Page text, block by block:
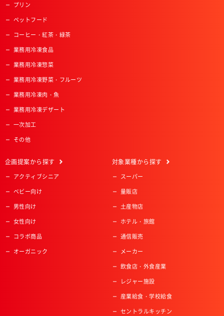
プリン
ペットフード
コーヒー・紅茶・緑茶
業務用冷凍食品
業務用冷凍惣菜
業務用冷凍野菜・フルーツ
業務用冷凍肉・魚
業務用冷凍デザート
一次加工
その他
企画提案から探す
アクティブシニア
ベビー向け
男性向け
女性向け
コラボ商品
オーガニック
対象業種から探す
スーパー
量販店
土産物店
ホテル・旅館
通信販売
メーカー
飲食店・外食産業
レジャー施設
産業給食・学校給食
セントラルキッチン